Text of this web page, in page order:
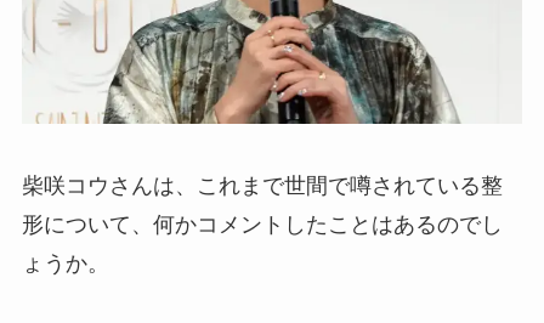
柴咲コウさんは、これまで世間で噂されている整
形について、何かコメントしたことはあるのでし
ょうか。